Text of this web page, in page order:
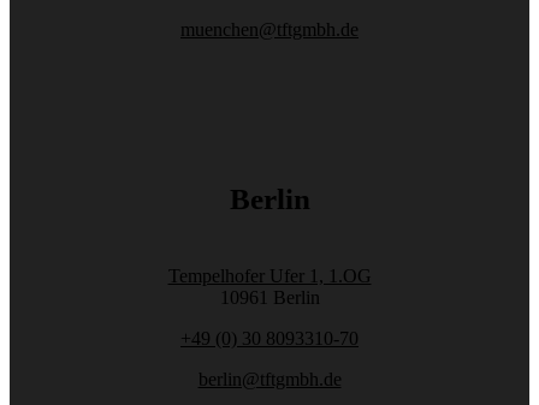
muenchen@tftgmbh.de
Berlin
Tempelhofer Ufer 1, 1.OG
10961 Berlin
+49 (0) 30 8093310-70
berlin@tftgmbh.de